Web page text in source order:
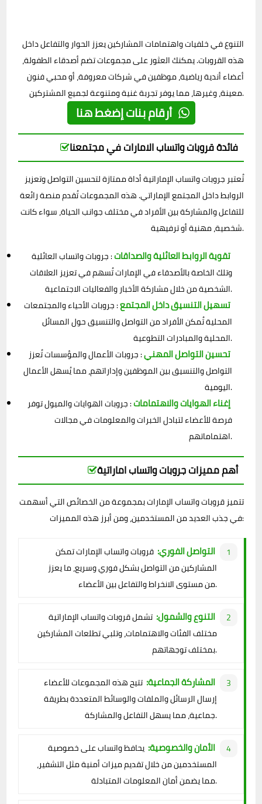
التنوع في خلفيات واهتمامات المشاركين يعزز الحوار والتفاعل داخل
هذه القروبات. يمكنك العثور على مجموعات تضم أصدقاء الطفولة،
أعضاء أندية رياضية، موظفين في شركات معروفة، أو محبي فنون
معينة، وغيرها، مما يوفر تجربة غنية ومتنوعة لجميع المشتركين.
أرقام بنات إضغط هنا
فائدة قروبات واتساب الامارات في مجتمعنا
تُعتبر جروبات واتساب الإماراتية أداة ممتازة لتحسين التواصل وتعزيز
الروابط داخل المجتمع الإماراتي. هذه المجموعات تُقدم منصة رائعة
للتفاعل والمشاركة بين الأفراد في مختلف جوانب الحياة، سواء كانت
شخصية، مهنية أو ترفيهية.
تقوية الروابط العائلية والصداقات: جروبات واتساب العائلية
وتلك الخاصة بالأصدقاء في الإمارات تُسهم في تعزيز العلاقات
الشخصية من خلال مشاركة الأخبار والفعاليات الاجتماعية.
تسهيل التنسيق داخل المجتمع: جروبات الأحياء والمجتمعات
المحلية تُمكن الأفراد من التواصل والتنسيق حول المسائل
المحلية والمبادرات التطوعية.
تحسين التواصل المهني: جروبات الأعمال والمؤسسات تُعزز
التواصل والتنسيق بين الموظفين وإداراتهم، مما يُسهل الأعمال
اليومية.
إغناء الهوايات والاهتمامات: جروبات الهوايات والميول توفر
فرصة للأعضاء لتبادل الخبرات والمعلومات في مجالات
اهتماماتهم.
أهم مميزات جروبات واتساب اماراتية
تتميز قروبات واتساب الإمارات بمجموعة من الخصائص التي أسهمت
في جذب العديد من المستخدمين، ومن أبرز هذه المميزات:
التواصل الفوري: قروبات واتساب الإمارات تمكن
المشاركين من التواصل بشكل فوري وسريع، ما يعزز
من مستوى الانخراط والتفاعل بين الأعضاء.
التنوع والشمول: تشمل قروبات واتساب الإماراتية
مختلف الفئات والاهتمامات، وتلبي تطلعات المشاركين
بمختلف توجهاتهم.
المشاركة الجماعية: تتيح هذه المجموعات للأعضاء
إرسال الرسائل والملفات والوسائط المتعددة بطريقة
جماعية، مما يسهل التفاعل والمشاركة.
الأمان والخصوصية: يحافظ واتساب على خصوصية
المستخدمين من خلال تقديم ميزات أمنية مثل التشفير،
مما يضمن أمان المعلومات المتبادلة.